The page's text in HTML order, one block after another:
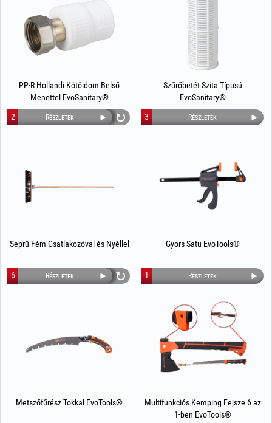
PP-R Hollandi Kötőidom Belső
Menettel EvoSanitary®
Részletek
2
Szűrőbetét Szita Típusú
EvoSanitary®
Részletek
3
Seprű Fém Csatlakozóval és Nyéllel
Részletek
6
Gyors Satu EvoTools®
Részletek
1
Metszőfűrész Tokkal EvoTools®
Multifunkciós Kemping Fejsze 6 az
1-ben EvoTools®